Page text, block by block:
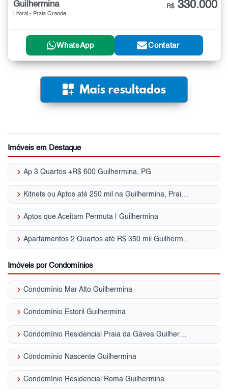
Guilhermina
Litoral - Praia Grande
R$ 330.000
WhatsApp Contatar
Imóveis em Destaque
keyboard_arrow_right Ap 3 Quartos +R$ 600 Guilhermina, PG
keyboard_arrow_right Kitnets ou Aptos até 250 mil na Guilhermina, Praia Grande, SP
keyboard_arrow_right Aptos que Aceitam Permuta | Guilhermina
keyboard_arrow_right Apartamentos 2 Quartos até R$ 350 mil Guilhermina, Praia Grande, SP
Imóveis por Condomínios
keyboard_arrow_right Condomínio Mar Alto Guilhermina
keyboard_arrow_right Condomínio Estoril Guilhermina
keyboard_arrow_right Condomínio Residencial Praia da Gávea Guilhermina
keyboard_arrow_right Condomínio Nascente Guilhermina
keyboard_arrow_right Condomínio Residencial Roma Guilhermina